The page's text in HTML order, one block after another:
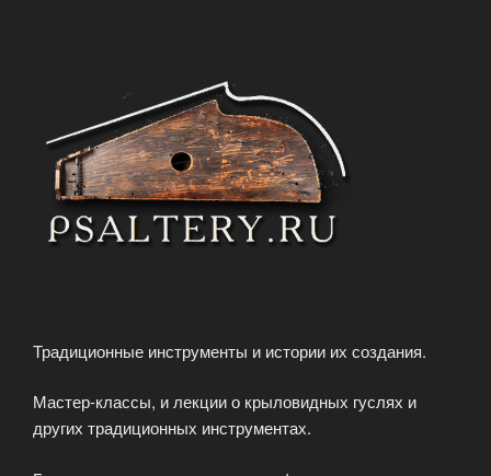
Традиционные инструменты и истории их создания.
Мастер-классы, и лекции о крыловидных гуслях и
других традиционных инструментах.